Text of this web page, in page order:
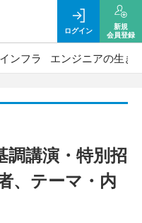
ログイン
新規
会員登録
インフラ エンジニアの生き
調講演・特別招
、テーマ・内